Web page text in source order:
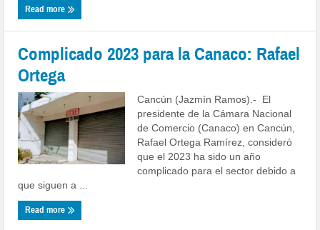
Read more
Complicado 2023 para la Canaco: Rafael
Ortega
Cancún (Jazmín Ramos).- El
presidente de la Cámara Nacional
de Comercio (Canaco) en Cancún,
Rafael Ortega Ramírez, consideró
que el 2023 ha sido un año
complicado para el sector debido a
que siguen a ...
Read more